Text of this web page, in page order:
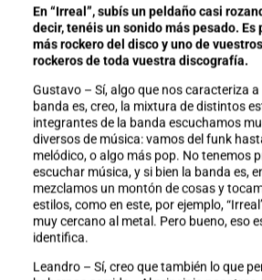
En “Irreal”, subís un peldaño casi
decir, tenéis un sonido más pesado.
más rockero del disco y uno de
rockeros de toda vuestra discografía.
Gustavo – Sí, algo que nos caracteriza
banda es, creo, la mixtura de distintos
integrantes de la banda escuchamos
diversos de música: vamos del funk
melódico, o algo más pop. No tenemos
escuchar música, y si bien la banda es,
mezclamos un montón de cosas y
estilos, como en este, por ejemplo,
muy cercano al metal. Pero bueno, eso
identifica.
Leandro – Sí, creo que también lo que